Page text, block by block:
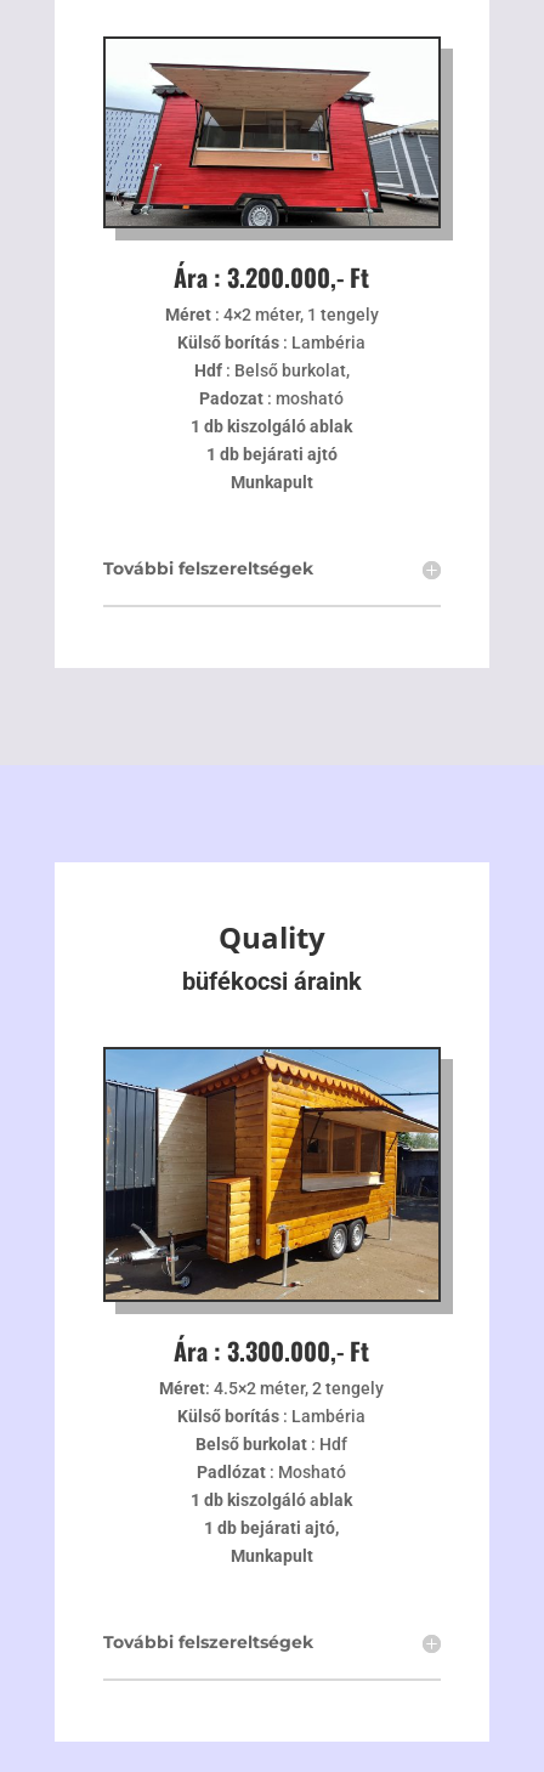
Ára : 3.200.000,- Ft
Méret: 4×2 méter, 1 tengely
Külső borítás : Lambéria
Hdf: Belső burkolat,
Padozat : mosható
1 db kiszolgáló ablak
1 db bejárati ajtó
Munkapult
További felszereltségek
Quality
büfékocsi áraink
Ára : 3.300.000,- Ft
Méret: 4.5×2 méter, 2 tengely
Külső borítás : Lambéria
Belső burkolat : Hdf
Padlózat : Mosható
1 db kiszolgáló ablak
1 db bejárati ajtó,
Munkapult
További felszereltségek